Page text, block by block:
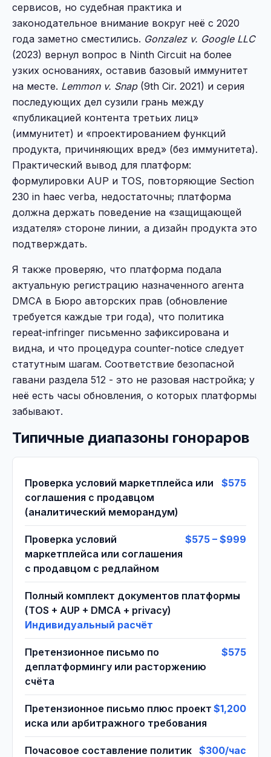
сервисов, но судебная практика и
законодательное внимание вокруг неё с 2020
года заметно сместились. Gonzalez v. Google LLC
(2023) вернул вопрос в Ninth Circuit на более
узких основаниях, оставив базовый иммунитет
на месте. Lemmon v. Snap(9th Cir. 2021) и серия
последующих дел сузили грань между
«публикацией контента третьих лиц»
(иммунитет) и «проектированием функций
продукта, причиняющих вред» (без иммунитета).
Практический вывод для платформ:
формулировки AUP и TOS, повторяющие Section
230 in haec verba, недостаточны; платформа
должна держать поведение на «защищающей
издателя» стороне линии, а дизайн продукта это
подтверждать.
Я также проверяю, что платформа подала
актуальную регистрацию назначенного агента
DMCA в Бюро авторских прав (обновление
требуется каждые три года), что политика
repeat-infringer письменно зафиксирована и
видна, и что процедура counter-notice следует
статутным шагам. Соответствие безопасной
гавани раздела 512 - это не разовая настройка; у
неё есть часы обновления, о которых платформы
забывают.
Типичные диапазоны гонораров
Проверка условий маркетплейса или
соглашения с продавцом
(аналитический меморандум)
$575
Проверка условий
маркетплейса или соглашения
с продавцом с редлайном
$575 – $999
Полный комплект документов платформы
(TOS + AUP + DMCA + privacy)
Индивидуальный расчёт
Претензионное письмо по
деплатформингу или расторжению
счёта
$575
Претензионное письмо плюс проект
иска или арбитражного требования
$1,200
Почасовое составление политик $300/час